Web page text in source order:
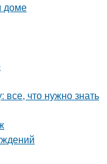
доме
что нужно знать